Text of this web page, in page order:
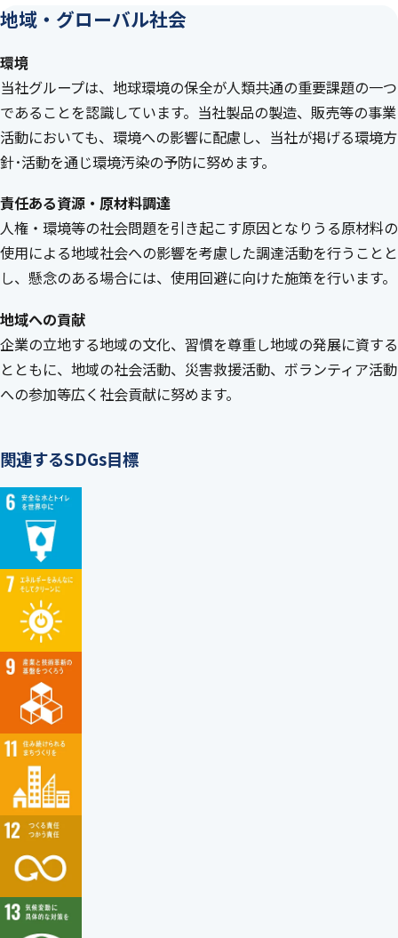
地域・グローバル社会
環境
当社グループは、地球環境の保全が人類共通の重要課題の一つ
であることを認識しています。当社製品の製造、販売等の事業
活動においても、環境への影響に配慮し、当社が掲げる環境方
針･活動を通じ環境汚染の予防に努めます。
責任ある資源・原材料調達
人権・環境等の社会問題を引き起こす原因となりうる原材料の
使用による地域社会への影響を考慮した調達活動を行うことと
し、懸念のある場合には、使用回避に向けた施策を行います。
地域への貢献
企業の立地する地域の文化、習慣を尊重し地域の発展に資する
とともに、地域の社会活動、災害救援活動、ボランティア活動
への参加等広く社会貢献に努めます。
関連するSDGs目標